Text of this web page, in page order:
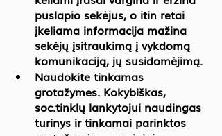
puslapio sekėjus, o itin retai
įkeliama informacija mažina
sekėjų įsitraukimą į vykdomą
komunikaciją, jų susidomėjimą.
Naudokite tinkamas
grotažymes. Kokybiškas,
soc.tinklų lankytojui naudingas
turinys ir tinkamai parinktos